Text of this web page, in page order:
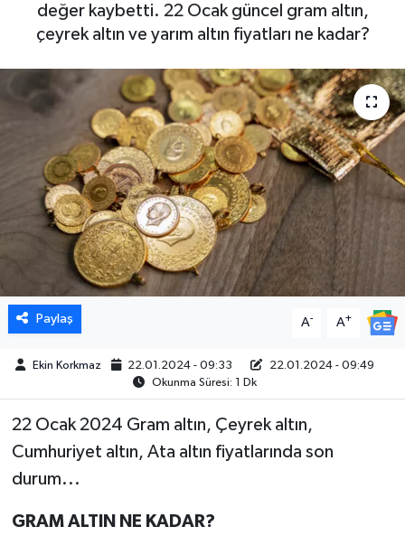
değer kaybetti. 22 Ocak güncel gram altın,
çeyrek altın ve yarım altın fiyatları ne kadar?
Paylaş A- A+
Ekin Korkmaz 22.01.2024 - 09:33
22.01.2024 - 09:49
Okunma Süresi: 1 Dk
22 Ocak 2024 Gram altın, Çeyrek altın,
Cumhuriyet altın, Ata altın fiyatlarında son
durum...
GRAM ALTIN NE KADAR?
DIŞ
EĞİTİM
EKOLOJİ VE ÇEVRE
BİLİM VE TEKNOLOJİ
GENEL
GÜNDEM
HABERDE İNSAN
KÜLTÜR SANAT
MAGAZİN
ÖZEL HABER
Haber Arşivi